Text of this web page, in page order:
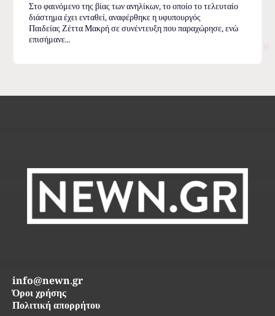
Στο φαινόμενο της βίας των ανηλίκων, το οποίο το τελευταίο
διάστημα έχει ενταθεί, αναφέρθηκε η υφυπουργός
Παιδείας Ζέττα Μακρή σε συνέντευξη που παραχώρησε, ενώ
επισήμανε...
info@newn.gr
Όροι χρήσης
Πολιτική απορρήτου